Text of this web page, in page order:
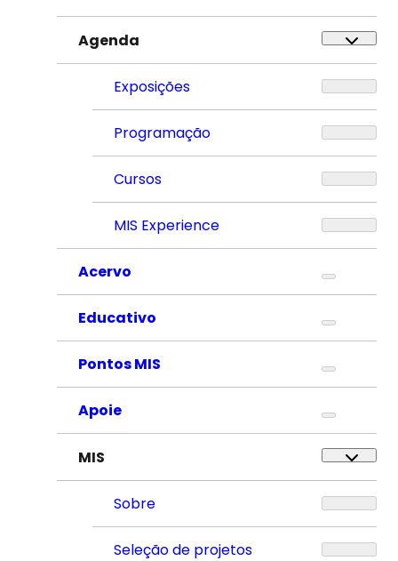
Agenda
Exposições
Programação
Cursos
MIS Experience
Acervo
Educativo
Pontos MIS
Apoie
MIS
Sobre
Seleção de projetos